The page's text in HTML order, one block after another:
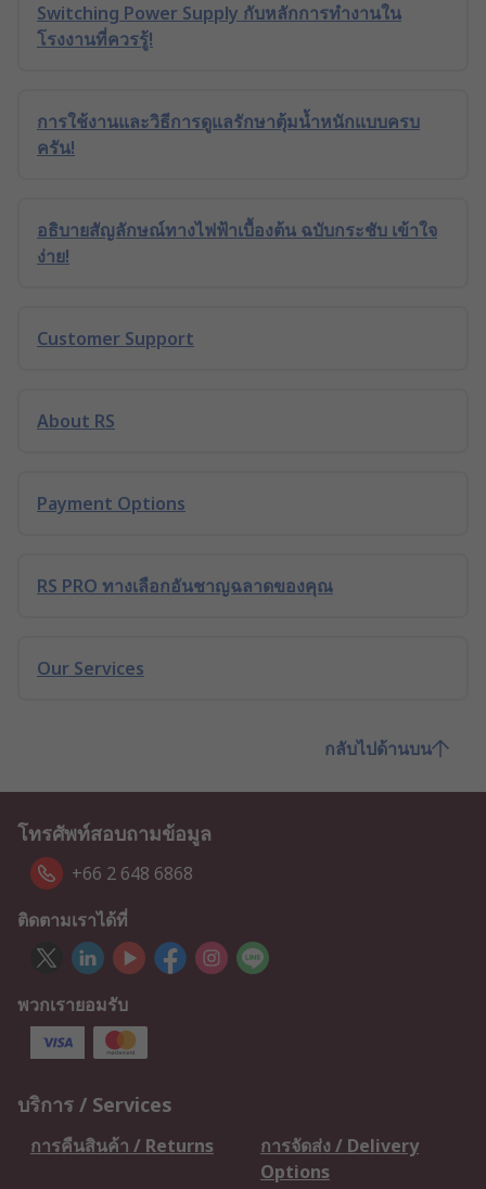
Switching Power Supply กับหลักการทำงานใน
โรงงานที่ควรรู้!
การใช้งานและวิธีการดูแลรักษาตุ้มน้ำหนักแบบครบ
ครัน!
อธิบายสัญลักษณ์ทางไฟฟ้าเบื้องต้น ฉบับกระชับ เข้าใจ
ง่าย!
Customer Support
About RS
Payment Options
RS PRO ทางเลือกอันชาญฉลาดของคุณ
Our Services
กลับไปด้านบน
โทรศัพท์สอบถามข้อมูล
+66 2 648 6868
ติดตามเราได้ที่
พวกเรายอมรับ
บริการ / Services
การคืนสินค้า / Returns
การจัดส่ง / Delivery
Options